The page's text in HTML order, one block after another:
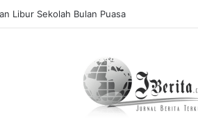
Libur Sekolah Bulan Puasa